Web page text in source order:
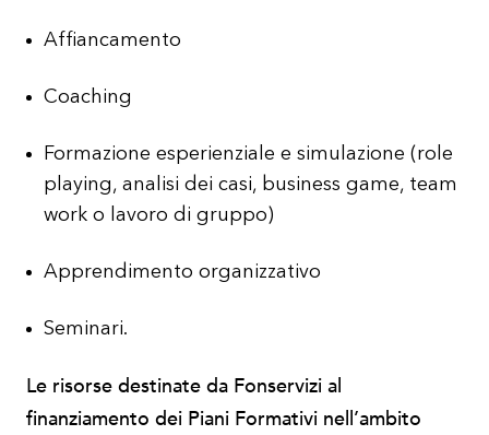
Affiancamento
Coaching
Formazione esperienziale e simulazione (role
playing, analisi dei casi, business game, team
work o lavoro di gruppo)
Apprendimento organizzativo
Seminari.
Le risorse destinate da Fonservizi al
finanziamento dei Piani Formativi nell’ambito